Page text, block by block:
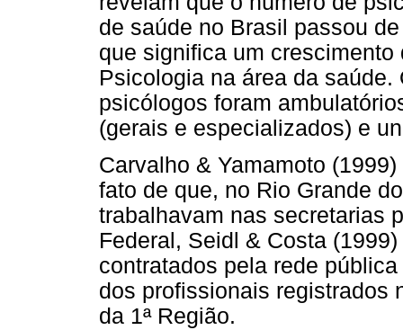
de saúde no Brasil passou
que significa um
Psicologia na área da
psicólogos foram
(gerais e especializados) e
Carvalho & Yamamoto
fato de que, no Rio Grande
trabalhavam nas secretarias
Federal, Seidl & Costa
contratados pela rede
dos profissionais registrados
da 1ª Região.